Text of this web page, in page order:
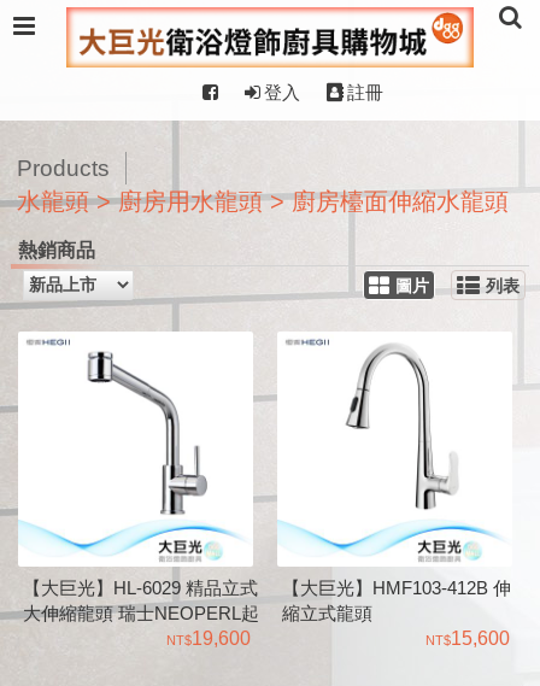
登入 註冊
Products
水龍頭 > 廚房用水龍頭 > 廚房檯面伸縮水龍頭
熱銷商品
圖片 列表
【大巨光】HL-6029 精品立式
大伸縮龍頭 瑞士NEOPERL起
19,600
【大巨光】HMF103-412B 伸
縮立式龍頭
15,600